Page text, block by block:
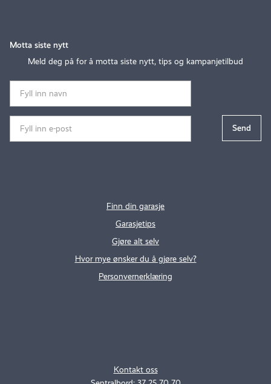
Kontakt oss
Finn din garasje
Garasjetips
Gjøre alt selv
Hvor mye ønsker du å gjøre selv?
Personvernerklæring
Motta siste nytt
Meld deg på for å motta siste nytt, tips og kampanjetilbud